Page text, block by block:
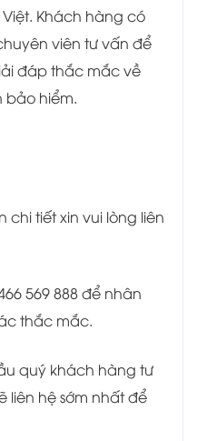
Khách hàng có
viên tư vấn để
đáp thắc mắc về
bảo hiểm.
chi tiết xin vui lòng liên
569 888 để nhân
thắc mắc.
quý khách hàng tư
liên hệ sớm nhất để